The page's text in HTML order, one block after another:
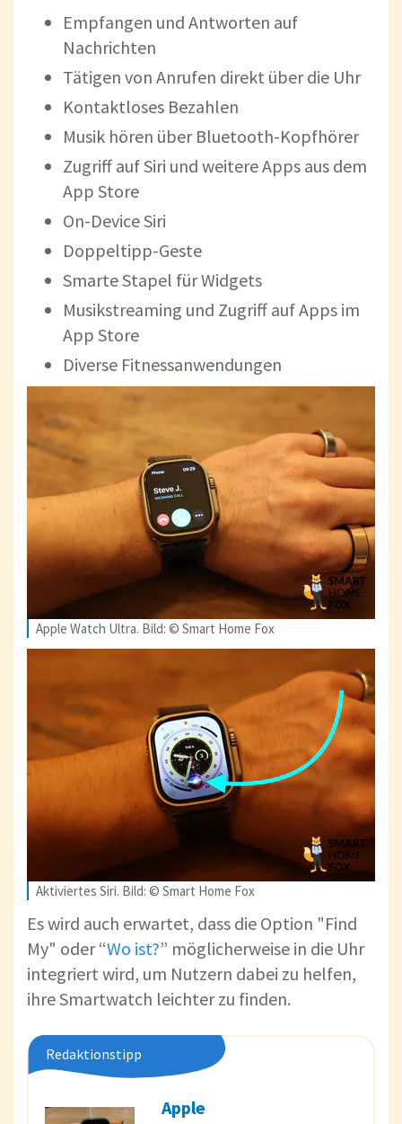
Empfangen und Antworten auf
Nachrichten
Tätigen von Anrufen direkt über die Uhr
Kontaktloses Bezahlen
Musik hören über Bluetooth-Kopfhörer
Zugriff auf Siri und weitere Apps aus dem
App Store
On-Device Siri
Doppeltipp-Geste
Smarte Stapel für Widgets
Musikstreaming und Zugriff auf Apps im
App Store
Diverse Fitnessanwendungen
Apple Watch Ultra. Bild: © Smart Home Fox
Aktiviertes Siri. Bild: © Smart Home Fox
Es wird auch erwartet, dass die Option "Find
My" oder “Wo ist?” möglicherweise in die Uhr
integriert wird, um Nutzern dabei zu helfen,
ihre Smartwatch leichter zu finden.
Redaktionstipp
Apple